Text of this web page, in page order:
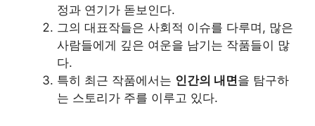
정과 연기가 돋보인다.
그의 대표작들은 사회적 이슈를 다루며, 많은
사람들에게 깊은 여운을 남기는 작품들이 많
다.
특히 최근 작품에서는 인간의 내면을 탐구하
는 스토리가 주를 이루고 있다.